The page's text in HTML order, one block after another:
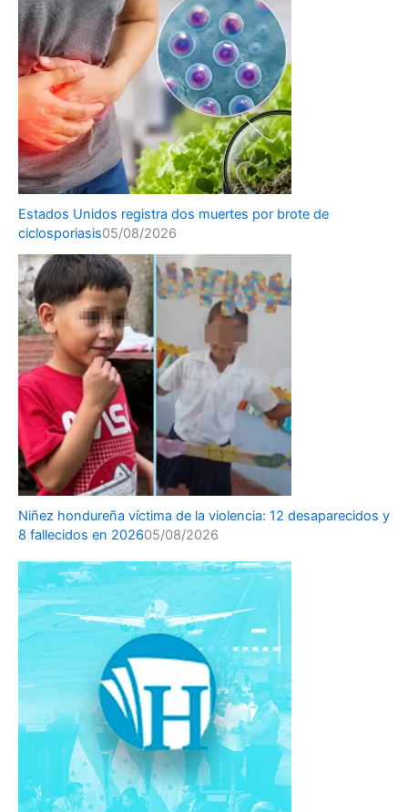
Estados Unidos registra dos muertes por brote de
ciclosporiasis05/08/2026
Niñez hondureña víctima de la violencia: 12 desaparecidos y
8 fallecidos en 202605/08/2026